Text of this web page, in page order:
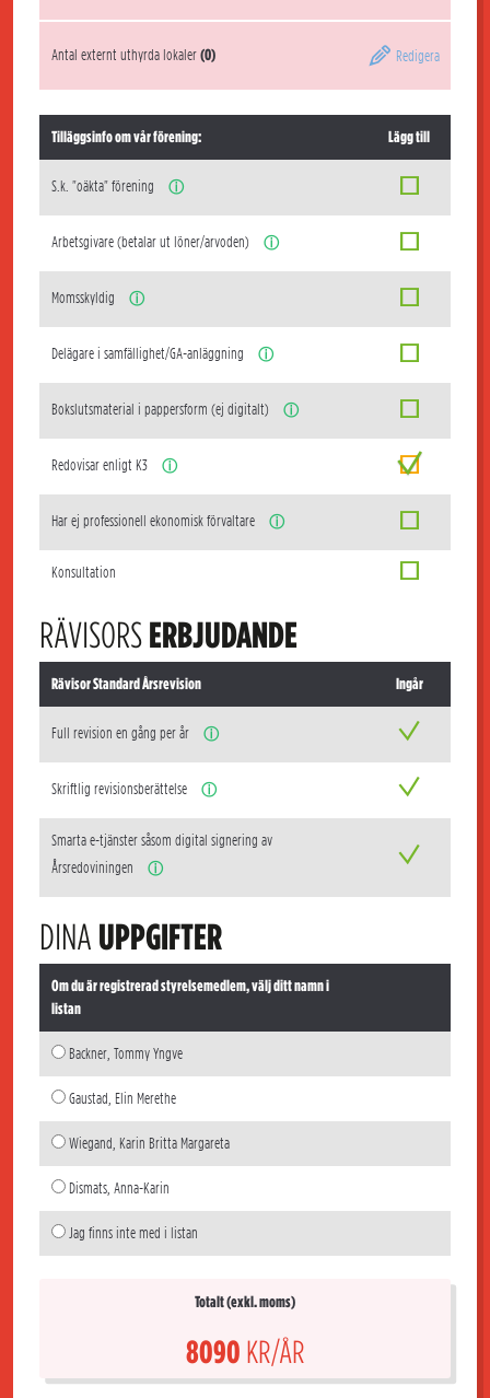
Antal externt uthyrda lokaler(0) Redigera
Tilläggsinfo om vår förening: Lägg till
S.k. "oäkta" förening ⓘ
Arbetsgivare (betalar ut löner/arvoden) ⓘ
Momsskyldig ⓘ
Delägare i samfällighet/GA-anläggning ⓘ
Bokslutsmaterial i pappersform (ej digitalt) ⓘ
Redovisar enligt K3 ⓘ
Har ej professionell ekonomisk förvaltare ⓘ
Konsultation
RÄVISORSERBJUDANDE
Rävisor Standard Årsrevision Ingår
Full revision en gång per år ⓘ
Skriftlig revisionsberättelse ⓘ
Smarta e-tjänster såsom digital signering av
Årsredoviningen
ⓘ
DINA UPPGIFTER
Om du är registrerad styrelsemedlem, välj ditt namn i
listan
Backner, Tommy Yngve
Gaustad, Elin Merethe
Wiegand, Karin Britta Margareta
Dismats, Anna-Karin
Jag finns inte med i listan
Totalt (exkl. moms)
8090 KR/ÅR